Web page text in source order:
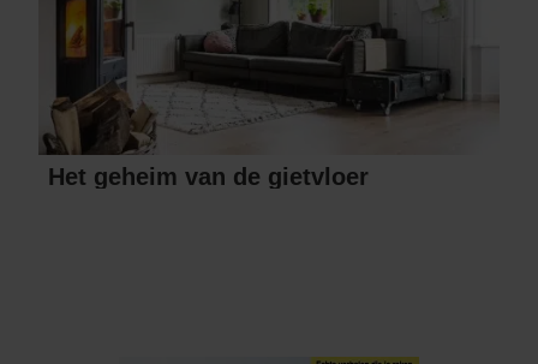
Het geheim van de gietvloer